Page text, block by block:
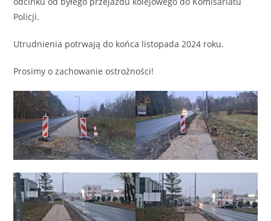
Policji.
Utrudnienia potrwają do końca listopada 2024 roku.
Prosimy o zachowanie ostrożności!